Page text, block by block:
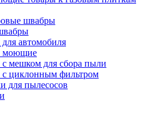
швабры
автомобиля
моющие
мешком для сбора пыли
циклонным фильтром
для пылесосов